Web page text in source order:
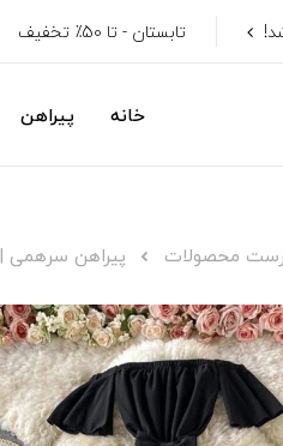
تابستان - تا 50٪ تخفیف
خانه پیراهن
محصولات پیراهن سرهمی | ۳۴۷